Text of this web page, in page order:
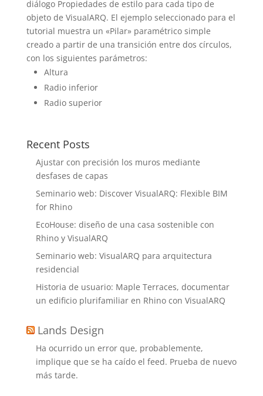
diálogo Propiedades de estilo para cada tipo de
objeto de VisualARQ. El ejemplo seleccionado para el
tutorial muestra un «Pilar» paramétrico simple
creado a partir de una transición entre dos círculos,
con los siguientes parámetros:
Altura
Radio inferior
Radio superior
Recent Posts
Ajustar con precisión los muros mediante
desfases de capas
Seminario web: Discover VisualARQ: Flexible BIM
for Rhino
EcoHouse: diseño de una casa sostenible con
Rhino y VisualARQ
Seminario web: VisualARQ para arquitectura
residencial
Historia de usuario: Maple Terraces, documentar
un edificio plurifamiliar en Rhino con VisualARQ
Lands Design
Ha ocurrido un error que, probablemente,
implique que se ha caído el feed. Prueba de nuevo
más tarde.